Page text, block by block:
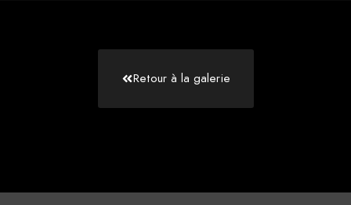
Retour à la galerie